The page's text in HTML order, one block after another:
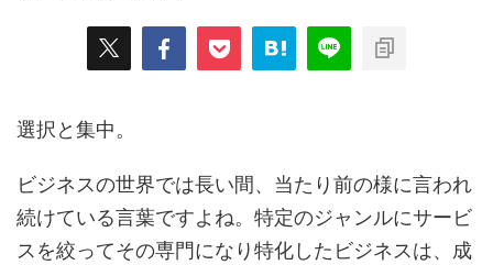
選択と集中。
ビジネスの世界では長い間、当たり前の様に言われ
続けている言葉ですよね。特定のジャンルにサービ
スを絞ってその専門になり特化したビジネスは、成